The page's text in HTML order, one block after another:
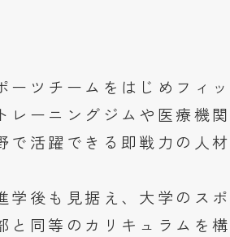
ーツチームをはじめフィッ
レーニングジムや医療機関
で活躍できる即戦力の人材
学後も見据え、大学のスポ
と同等のカリキュラムを構